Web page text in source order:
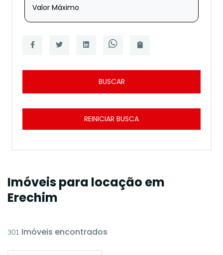
Valor Máximo
BUSCAR
REINICIAR BUSCA
Imóveis para locação em
Erechim
301 Imóveis encontrados